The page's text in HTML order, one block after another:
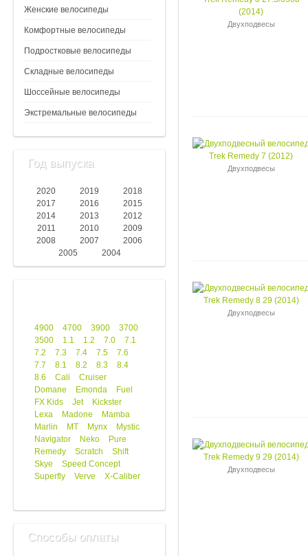
Женские велосипеды
Комфортные велосипеды
Подростковые велосипеды
Складные велосипеды
Шоссейные велосипеды
Экстремальные велосипеды
Год выпуска
2020 2019
2018
2017
2016
2015
2014
2013
2012
2011
2010
2009
2008
2007
2006
2005
2004
4900 4700 3900
3700
3500
1.1 1.2 7.0
7.1
7.2
7.3 7.4 7.5
7.6
7.7
8.1 8.2 8.3
8.4
8.6
Cali
Cruiser
Domane
Emonda
Fuel
FX Kids
Jet
Kickster
Lexa
Madone
Mamba
Marlin
MT Mynx
Mystic
Navigator
Neko
Pure
Remedy
Scratch
Shift
Skye
Speed Concept
Superfly
Verve X-Caliber
Способы оплаты
Двухподвесы
Двухподвесы
Двухподвесы
Двухподвесы